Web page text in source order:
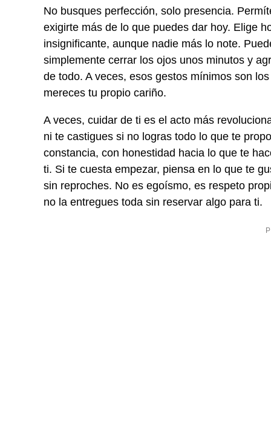
No busques perfección, solo presencia.
exigirte más de lo que puedes dar hoy. Elige
insignificante, aunque nadie más lo note.
simplemente cerrar los ojos unos minutos y
de todo. A veces, esos gestos mínimos son
mereces tu propio cariño.
A veces, cuidar de ti es el acto más
ni te castigues si no logras todo lo que te
constancia, con honestidad hacia lo que te
ti. Si te cuesta empezar, piensa en lo que te
sin reproches. No es egoísmo, es respeto
no la entregues toda sin reservar algo para ti.